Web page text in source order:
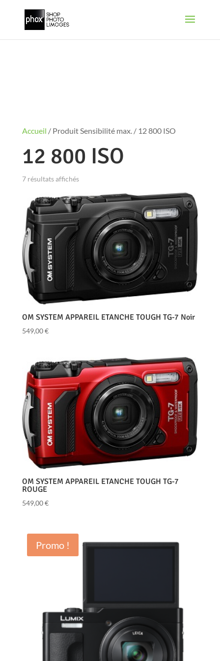
Accueil / Produit Sensibilité max. / 12 800 ISO
12 800 ISO
7 résultats affichés
OM SYSTEM APPAREIL ETANCHE TOUGH TG-7 Noir
549,00€
OM SYSTEM APPAREIL ETANCHE TOUGH TG-7
ROUGE
549,00€
Promo !